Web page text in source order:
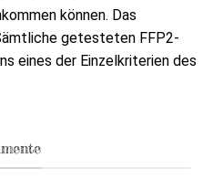
können. Das
getesteten FFP2-
eines der Einzelkriterien des